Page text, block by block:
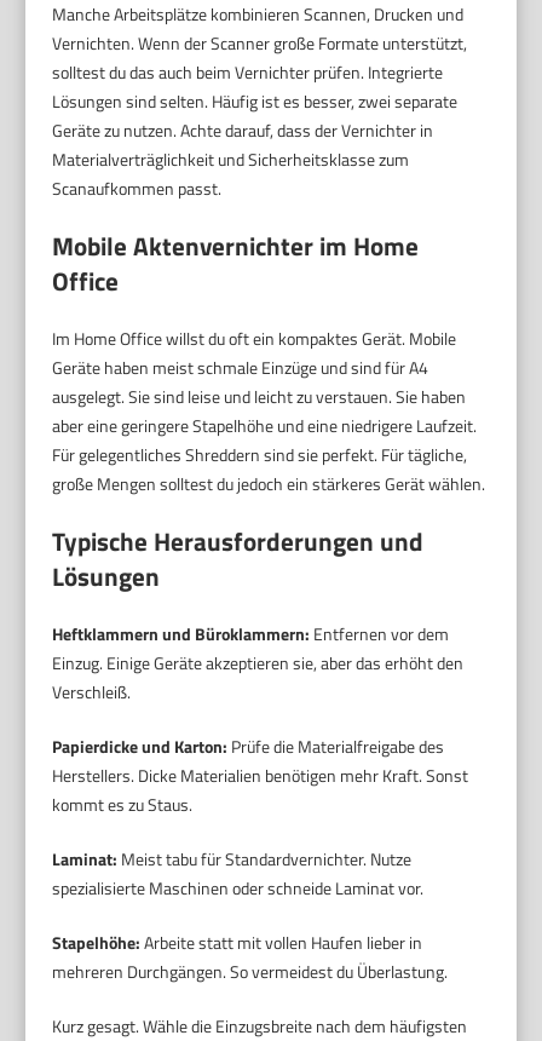
Manche Arbeitsplätze kombinieren Scannen, Drucken und
Vernichten. Wenn der Scanner große Formate unterstützt,
solltest du das auch beim Vernichter prüfen. Integrierte
Lösungen sind selten. Häufig ist es besser, zwei separate
Geräte zu nutzen. Achte darauf, dass der Vernichter in
Materialverträglichkeit und Sicherheitsklasse zum
Scanaufkommen passt.
Mobile Aktenvernichter im Home
Office
Im Home Office willst du oft ein kompaktes Gerät. Mobile
Geräte haben meist schmale Einzüge und sind für A4
ausgelegt. Sie sind leise und leicht zu verstauen. Sie haben
aber eine geringere Stapelhöhe und eine niedrigere Laufzeit.
Für gelegentliches Shreddern sind sie perfekt. Für tägliche,
große Mengen solltest du jedoch ein stärkeres Gerät wählen.
Typische Herausforderungen und
Lösungen
Heftklammern und Büroklammern: Entfernen vor dem
Einzug. Einige Geräte akzeptieren sie, aber das erhöht den
Verschleiß.
Papierdicke und Karton: Prüfe die Materialfreigabe des
Herstellers. Dicke Materialien benötigen mehr Kraft. Sonst
kommt es zu Staus.
Laminat: Meist tabu für Standardvernichter. Nutze
spezialisierte Maschinen oder schneide Laminat vor.
Stapelhöhe:Arbeite statt mit vollen Haufen lieber in
mehreren Durchgängen. So vermeidest du Überlastung.
Kurz gesagt. Wähle die Einzugsbreite nach dem häufigsten